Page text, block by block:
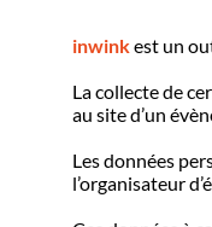
inwinkest un
La collecte de
au site d’un
Les données
l’organisateur